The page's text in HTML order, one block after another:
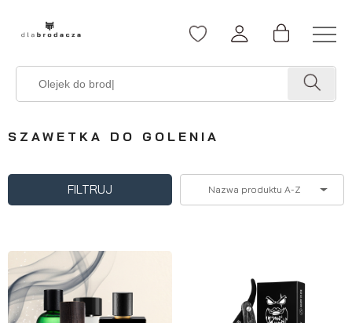
SZAWETKA DO GOLENIA
FILTRUJ Nazwa produktu A-Z